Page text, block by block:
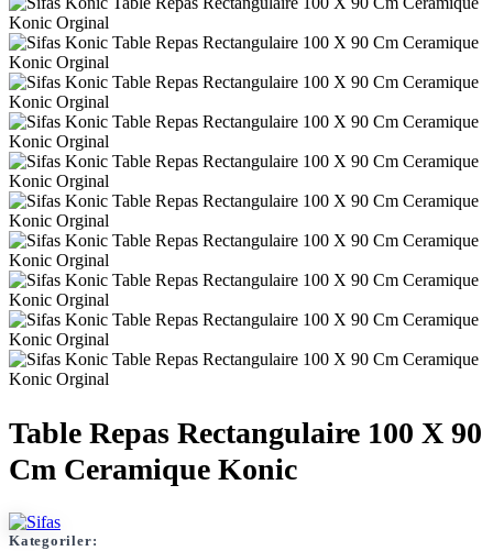
Table Repas Rectangulaire 100 X 90
Cm Ceramique Konic
Kategoriler: